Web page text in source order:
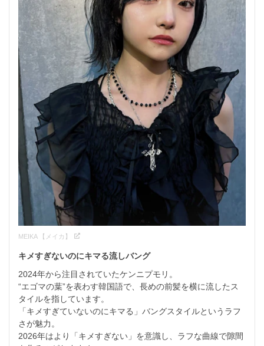
MEIKA 【メイカ】
キメすぎないのにキマる流しバング
2024年から注目されていたケンニプモリ。
“エゴマの葉”を表わす韓国語で、長めの前髪を横に流したス
タイルを指しています。
「キメすぎていないのにキマる」バングスタイルというラフ
さが魅力。
2026年はより「キメすぎない」を意識し、ラフな曲線で隙間